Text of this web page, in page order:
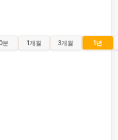
분 1개월 3개월 1년